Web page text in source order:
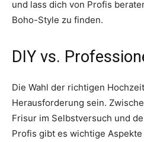
und lass dich von Profis
Boho-Style zu finden.
DIY vs.
Die Wahl der richtigen
Herausforderung sein.
Frisur im Selbstversuch und
Profis gibt es wichtige